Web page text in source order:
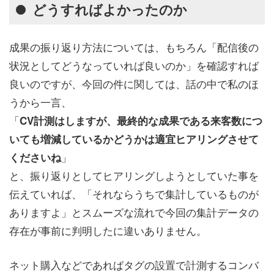
どうすればよかったのか
成果の振り返り方法については、もちろん「配信後の
状況としてどうなっていれば良いのか」を確認すれば
良いのですが、今回の件に関しては、話の中で私のほ
うから一言、
「CV計測はしますが、最終的な成果である来客数につ
いても増減しているかどうかは適宜ヒアリングさせて
くださいね」
と、振り返りとしてヒアリングしようとしていた事を
伝えていれば、「それならうちで集計しているものが
ありますよ」とスムーズな流れで今回の集計データの
存在が事前に判明したに違いありません。
ネット購入などであればタグの設置で計測するコンバ